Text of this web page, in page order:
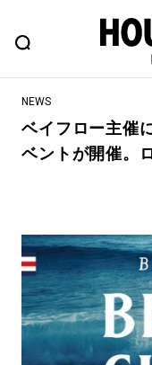
FEATURE
ヒップなファッショ
#NEW VINTAGE
#路地裏てぃーん
#GH 銘品の所以
#Commune H
NEWS
ベイフロー主催
ベントが開催。